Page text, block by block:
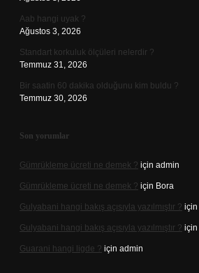
Aab hangi uyak ?
Ağustos 3, 2026
Standart korkuluk ölçüleri nelerdir ?
Temmuz 31, 2026
Bir saatin 60 dakika olduğunu kim buldu ?
Temmuz 30, 2026
Son yorumlar
Gümrükleme ücreti ne demek ? için admin
Gümrükleme ücreti ne demek ? için Bora
Gulyabani hangi bakış açısıyla yazılmıştır ? için
Gulyabani hangi bakış açısıyla yazılmıştır ? için
Guarani hangi ligde ? için admin